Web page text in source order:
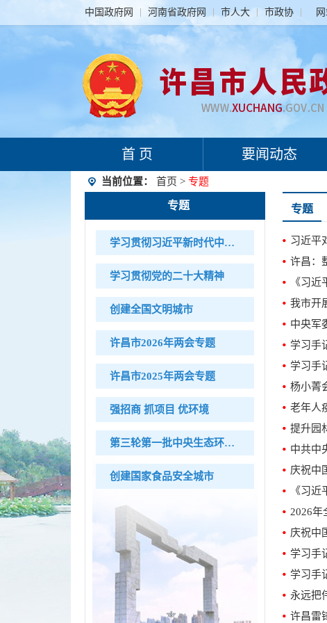
中国政府网 河南省政府网 市人大 市政协
首 页 要闻动态
当前位置： 首页 > 专题
专题
学习贯彻习近平新时代中国特色社会主义思想
学习贯彻党的二十大精神
创建全国文明城市
许昌市2026年两会专题
许昌市2025年两会专题
强招商 抓项目 优环境
第三轮第一批中央生态环境保护督察
创建国家食品安全城市
专题
许昌：
《习
我市开
中央军
学习手
学习手
杨小菁
老年人
提升园
中共中
庆祝中
《习
2026年
学习手
学习手
许昌雷